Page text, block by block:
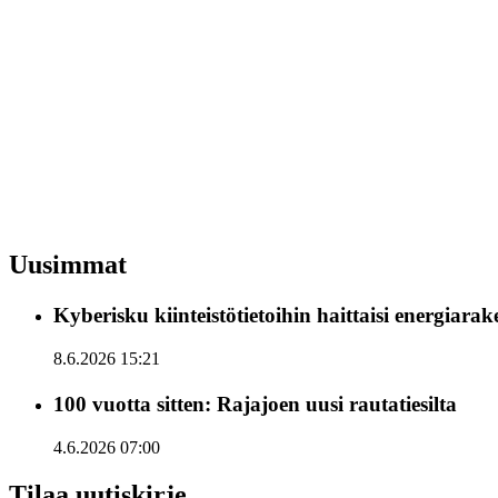
Uusimmat
Kyberisku kiinteistötietoihin haittaisi
8.6.2026 15:21
100 vuotta sitten: Rajajoen uusi rautatiesilta
4.6.2026 07:00